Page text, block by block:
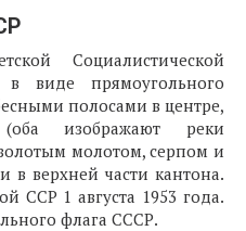
Социалистической
в виде прямоугольного
полосами в центре,
изображают реки
молотом, серпом и
в верхней части кантона.
ССР 1 августа 1953 года.
флага СССР.